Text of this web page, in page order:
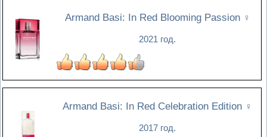
Armand Basi: In Red Blooming Passion ♀
2021 год.
Armand Basi: In Red Celebration Edition ♀
2017 год.